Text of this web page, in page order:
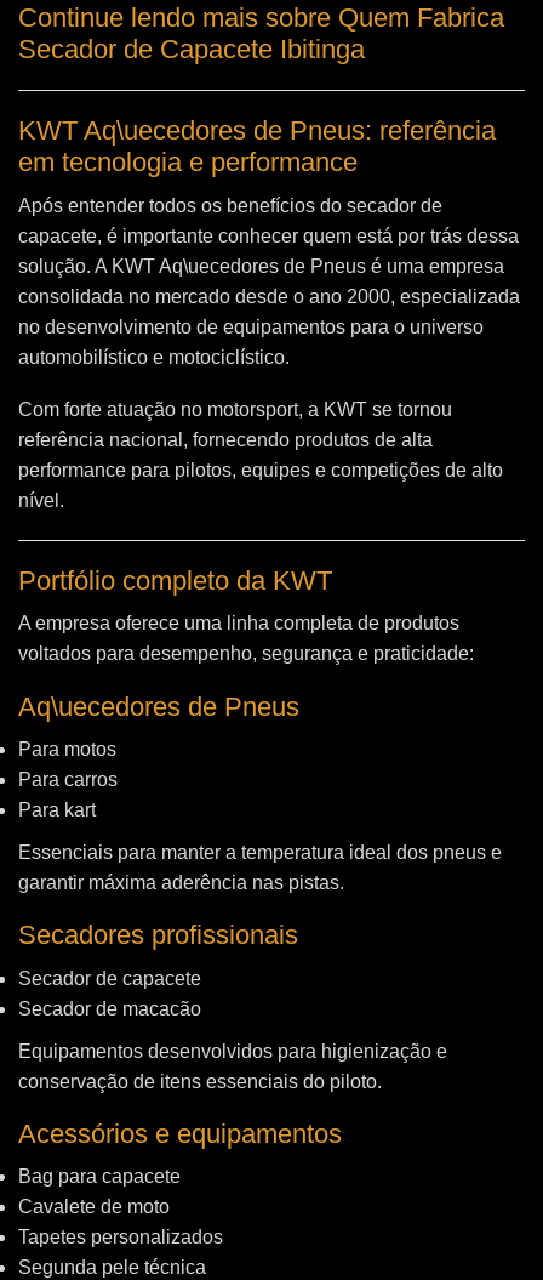
Continue lendo mais sobre Quem Fabrica
Secador de Capacete Ibitinga
KWT Aq\uecedores de Pneus: referência
em tecnologia e performance
Após entender todos os benefícios do secador de
capacete, é importante conhecer quem está por trás dessa
solução. A KWT Aq\uecedores de Pneus é uma empresa
consolidada no mercado desde o ano 2000, especializada
no desenvolvimento de equipamentos para o universo
automobilístico e motociclístico.
Com forte atuação no motorsport, a KWT se tornou
referência nacional, fornecendo produtos de alta
performance para pilotos, equipes e competições de alto
nível.
Portfólio completo da KWT
A empresa oferece uma linha completa de produtos
voltados para desempenho, segurança e praticidade:
Aq\uecedores de Pneus
Para motos
Para carros
Para kart
Essenciais para manter a temperatura ideal dos pneus e
garantir máxima aderência nas pistas.
Secadores profissionais
Secador de capacete
Secador de macacão
Equipamentos desenvolvidos para higienização e
conservação de itens essenciais do piloto.
Acessórios e equipamentos
Bag para capacete
Cavalete de moto
Tapetes personalizados
Segunda pele técnica